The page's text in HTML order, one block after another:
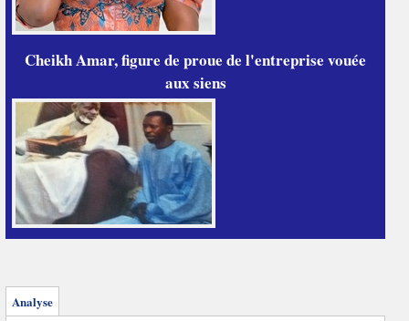
Cheikh Amar, figure de proue de l'entreprise vouée
aux siens
Analyse